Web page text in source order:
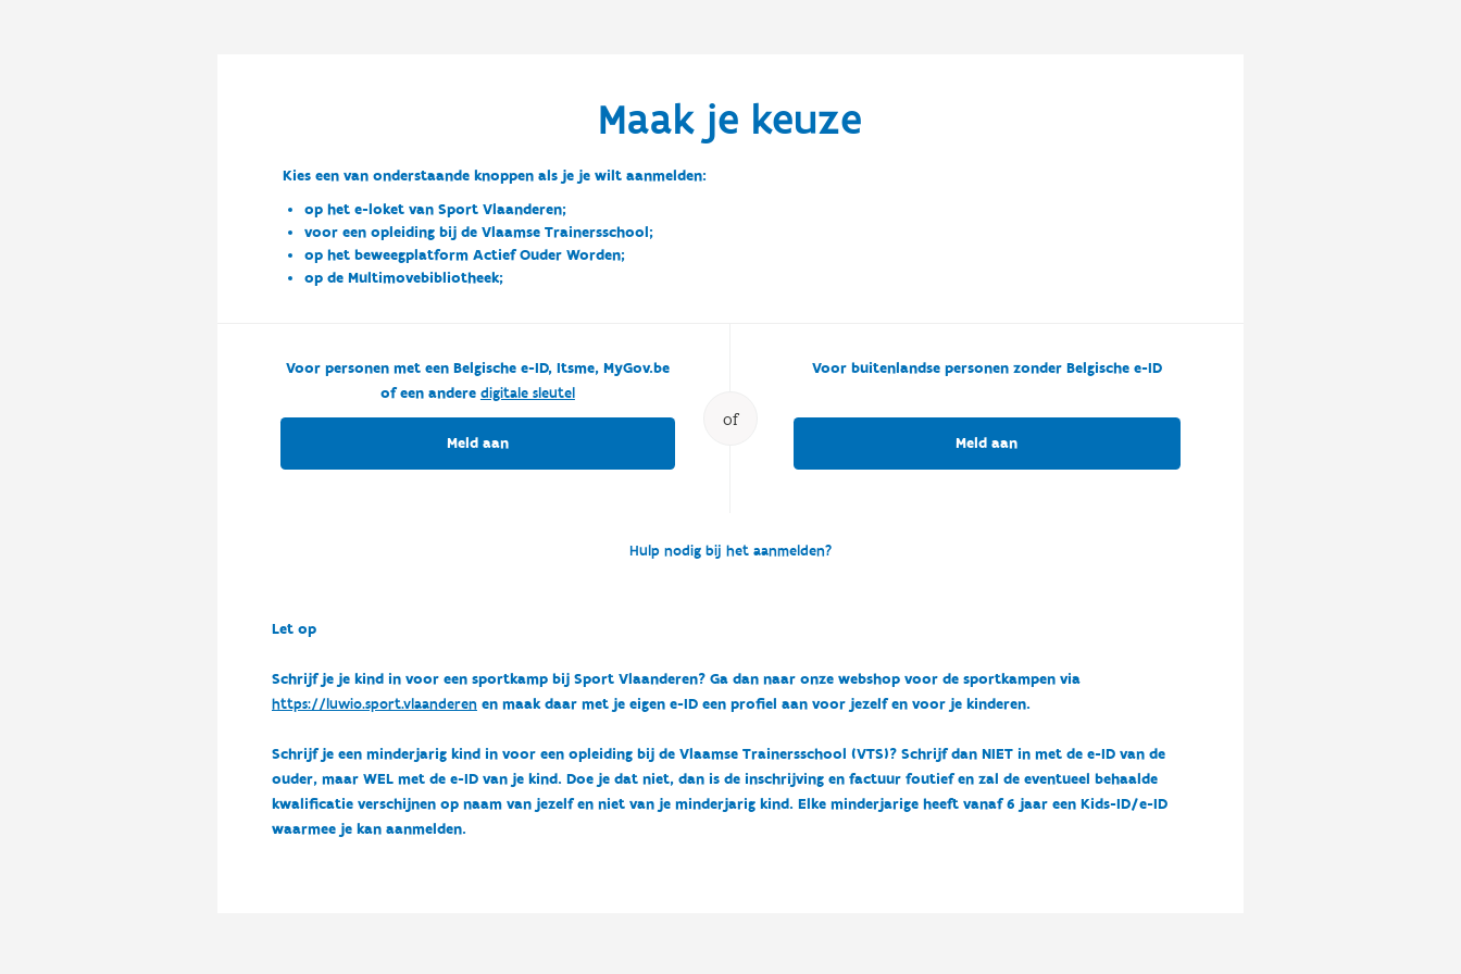
Maak je keuze
Kies een van onderstaande knoppen als je je wilt aanmelden:
op het e-loket van Sport Vlaanderen;
voor een opleiding bij de Vlaamse Trainersschool;
op het beweegplatform Actief Ouder Worden;
op de Multimovebibliotheek;
of
Voor personen met een Belgische e-ID, Itsme, MyGov.be
of een andere digitale sleutel
Meld aan
Voor buitenlandse personen zonder Belgische e-ID
Meld aan
Hulp nodig bij het aanmelden?
Let op
Schrijf je je kind in voor een sportkamp bij Sport Vlaanderen? Ga dan naar onze webshop voor de sportkampen via
https://luwio.sport.vlaanderenen maak daar met je eigen e-ID een profiel aan voor jezelf en voor je kinderen.
Schrijf je een minderjarig kind in voor een opleiding bij de Vlaamse Trainersschool (VTS)? Schrijf dan NIET in met de e-ID van de
ouder, maar WEL met de e-ID van je kind. Doe je dat niet, dan is de inschrijving en factuur foutief en zal de eventueel behaalde
kwalificatie verschijnen op naam van jezelf en niet van je minderjarig kind. Elke minderjarige heeft vanaf 6 jaar een Kids-ID/e-ID
waarmee je kan aanmelden.